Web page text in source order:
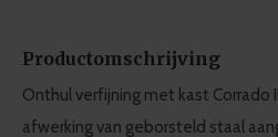
Productomschrijving
Onthul verfijning met kast Corrado
afwerking van geborsteld staal